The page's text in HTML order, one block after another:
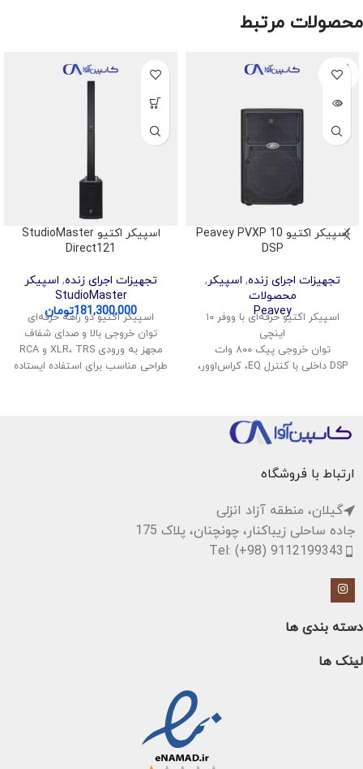
محصولات مرتبط
SOLD
OUT
اسپیکر اکتیو Peavey PVXP 10
DSP
تجهیزات اجرای زنده, اسپیکر,
محصولات
Peavey
اسپیکر اکتیو حرفه‌ای با ووفر ۱۰
اینچی
توان خروجی پیک ۸۰۰ وات
DSP داخلی با کنترل EQ، کراس‌اوور،
به‌عنوان مانیتور
مناسب برای اجرا، سخنرانی و فضای
بسته
اسپیکر اکتیو StudioMaster
Direct121
تجهیزات اجرای زنده, اسپیکر
StudioMaster
181,300,000تومان
اسپیکر اکتیو دو راهه حرفه‌ای
توان خروجی بالا و صدای شفاف
مجهز به ورودی XLR، TRS و RCA
طراحی مناسب برای استفاده ایستاده
ارتباط با فروشگاه
گیلان، منطقه آزاد انزلی
جاده ساحلی زیباکنار، چونچنان، پلاک 175
Tel: (+98) 9112199343
دسته بندی ها
لینک ها